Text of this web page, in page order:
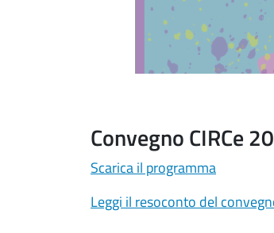
Convegno CIRCe
Scarica il programma
Leggi il resoconto del